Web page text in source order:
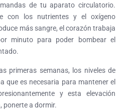
de tu aparato circulatorio.
con los nutrientes y el oxígeno
más sangre, el corazón trabaja
minuto para poder bombear el
primeras semanas, los niveles de
que es necesaria para mantener el
y esta elevación
ponerte a dormir.